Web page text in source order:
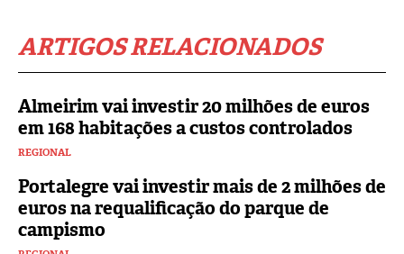
ARTIGOS RELACIONADOS
Almeirim vai investir 20 milhões de euros
em 168 habitações a custos controlados
REGIONAL
Portalegre vai investir mais de 2 milhões de
euros na requalificação do parque de
campismo